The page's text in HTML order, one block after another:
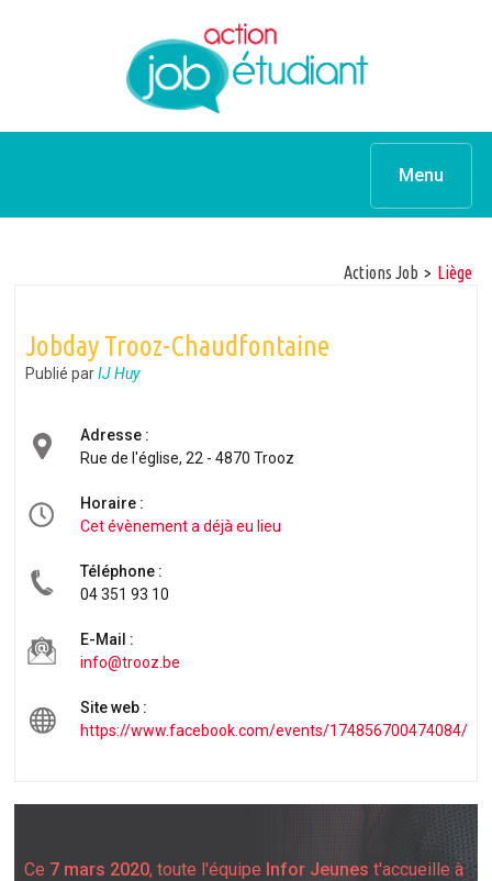
Menu
Actions Job > Liège
Jobday Trooz-Chaudfontaine
Publié par IJ Huy
Adresse :
Rue de l'église, 22 - 4870 Trooz
Horaire :
Cet évènement a déjà eu lieu
Téléphone :
04 351 93 10
E-Mail :
info@trooz.be
Site web :
https://www.facebook.com/events/174856700474084/
Ce 7 mars 2020, toute l'équipe Infor Jeunes t'accueille à